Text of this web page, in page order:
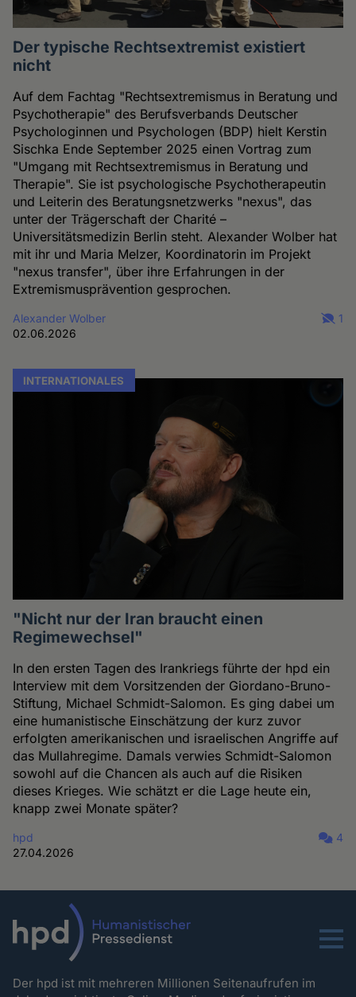
Der typische Rechtsextremist existiert
nicht
Auf dem Fachtag "Rechtsextremismus in Beratung und
Psychotherapie" des Berufsverbands Deutscher
Psychologinnen und Psychologen (BDP) hielt Kerstin
Sischka Ende September 2025 einen Vortrag zum
"Umgang mit Rechtsextremismus in Beratung und
Therapie". Sie ist psychologische Psychotherapeutin
und Leiterin des Beratungsnetzwerks "nexus", das
unter der Trägerschaft der Charité –
Universitätsmedizin Berlin steht. Alexander Wolber hat
mit ihr und Maria Melzer, Koordinatorin im Projekt
"nexus transfer", über ihre Erfahrungen in der
Extremismusprävention gesprochen.
Alexander Wolber
02.06.2026
1
INTERNATIONALES
"Nicht nur der Iran braucht einen
Regimewechsel"
In den ersten Tagen des Irankriegs führte der hpd ein
Interview mit dem Vorsitzenden der Giordano-Bruno-
Stiftung, Michael Schmidt-Salomon. Es ging dabei um
eine humanistische Einschätzung der kurz zuvor
erfolgten amerikanischen und israelischen Angriffe auf
das Mullahregime. Damals verwies Schmidt-Salomon
sowohl auf die Chancen als auch auf die Risiken
dieses Krieges. Wie schätzt er die Lage heute ein,
knapp zwei Monate später?
hpd
27.04.2026
4
Menu
Der hpd ist mit mehreren Millionen Seitenaufrufen im